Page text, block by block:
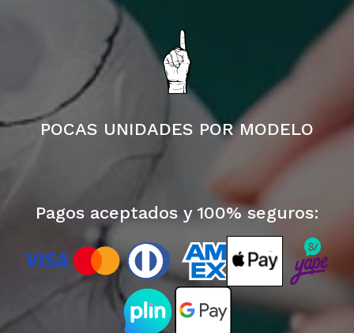
POCAS UNIDADES POR MODELO
Pagos aceptados y 100% seguros: